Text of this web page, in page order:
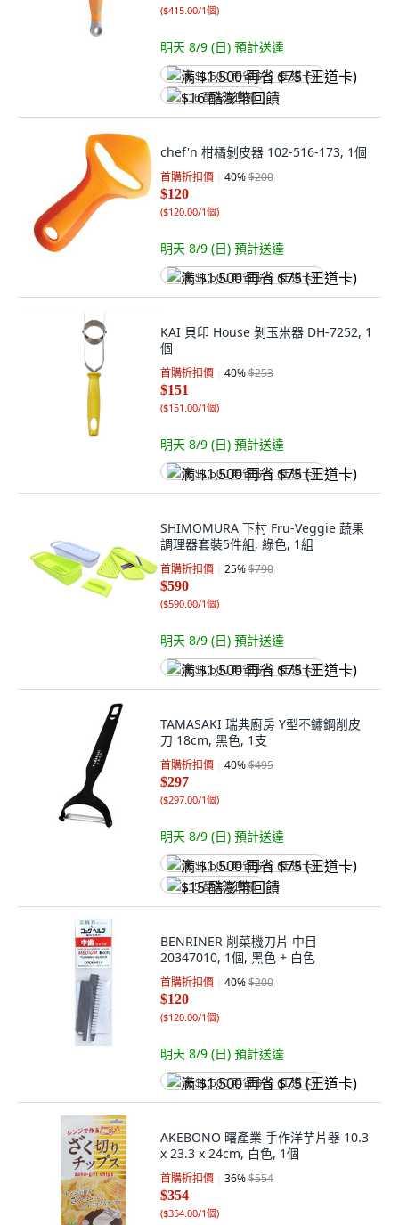
($415.00/1個)
明天 8/9 (日) 預計送達
满 $1,500 再省 $75 (王道卡)
$16 酷澎幣回饋
chef'n 柑橘剝皮器 102-516-173, 1個
首購折扣價 40%$200
$120
($120.00/1個)
明天 8/9 (日) 預計送達
满 $1,500 再省 $75 (王道卡)
KAI 貝印 House 剝玉米器 DH-7252, 1
個
首購折扣價 40%$253
$151
($151.00/1個)
明天 8/9 (日) 預計送達
满 $1,500 再省 $75 (王道卡)
SHIMOMURA 下村 Fru-Veggie 蔬果
調理器套裝5件組, 綠色, 1組
首購折扣價 25%$790
$590
($590.00/1個)
明天 8/9 (日) 預計送達
满 $1,500 再省 $75 (王道卡)
TAMASAKI 瑞典廚房 Y型不鏽鋼削皮
刀 18cm, 黑色, 1支
首購折扣價 40%$495
$297
($297.00/1個)
明天 8/9 (日) 預計送達
满 $1,500 再省 $75 (王道卡)
$15 酷澎幣回饋
BENRINER 削菜機刀片 中目
20347010, 1個, 黑色 + 白色
首購折扣價 40%$200
$120
($120.00/1個)
明天 8/9 (日) 預計送達
满 $1,500 再省 $75 (王道卡)
AKEBONO 曙產業 手作洋芋片器 10.3
x 23.3 x 24cm, 白色, 1個
首購折扣價 36%$554
$354
($354.00/1個)